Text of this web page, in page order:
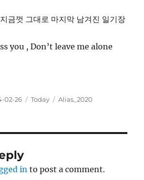
금껏 그대로 마지막 남겨진 일기장
you , Don’t leave me alone
02-26 Categories
Today Tags
Alias_2020
in to post a comment.